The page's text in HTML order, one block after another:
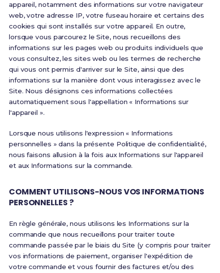
appareil, notamment des informations sur votre navigateur
web, votre adresse IP, votre fuseau horaire et certains des
cookies qui sont installés sur votre appareil. En outre,
lorsque vous parcourez le Site, nous recueillons des
informations sur les pages web ou produits individuels que
vous consultez, les sites web ou les termes de recherche
qui vous ont permis d'arriver sur le Site, ainsi que des
informations sur la manière dont vous interagissez avec le
Site. Nous désignons ces informations collectées
automatiquement sous l'appellation « Informations sur
l'appareil ».
Lorsque nous utilisons l'expression « Informations
personnelles » dans la présente Politique de confidentialité,
nous faisons allusion à la fois aux Informations sur l'appareil
et aux Informations sur la commande.
COMMENT UTILISONS-NOUS VOS INFORMATIONS
PERSONNELLES ?
En règle générale, nous utilisons les Informations sur la
commande que nous recueillons pour traiter toute
commande passée par le biais du Site (y compris pour traiter
vos informations de paiement, organiser l'expédition de
votre commande et vous fournir des factures et/ou des